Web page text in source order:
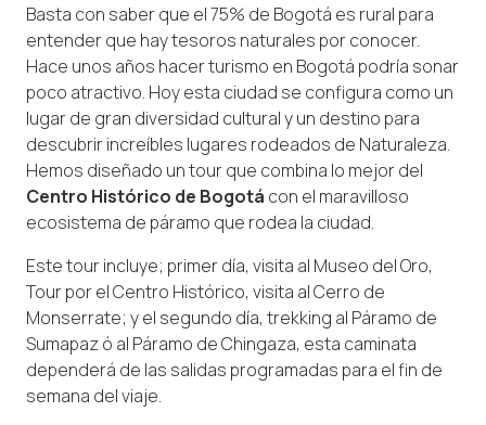
Basta con saber que el 75% de Bogotá es rural para
entender que hay tesoros naturales por conocer.
Hace unos años hacer turismo en Bogotá podría sonar
poco atractivo. Hoy esta ciudad se configura como un
lugar de gran diversidad cultural y un destino para
descubrir increíbles lugares rodeados de Naturaleza.
Hemos diseñado un tour que combina lo mejor del
Centro Histórico de Bogotá con el maravilloso
ecosistema de páramo que rodea la ciudad.
Este tour incluye; primer día, visita al Museo del Oro,
Tour por el Centro Histórico, visita al Cerro de
Monserrate; y el segundo día, trekking al Páramo de
Sumapaz ó al Páramo de Chingaza, esta caminata
dependerá de las salidas programadas para el fin de
semana del viaje.